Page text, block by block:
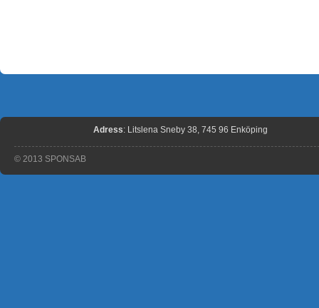
Adress: Litslena Sneby 38, 745 96 Enköping
© 2013 SPONSAB